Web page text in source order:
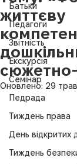
Батьки
Педагоги
Звітність
Екскурсія
Семінар
Педрада
Тиждень права
День відкритих
Тиждень
життєву
Оновлено: 29